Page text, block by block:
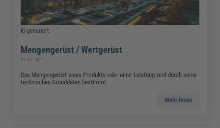
KI-generiert
Mengengerüst / Wertgerüst
24.06.2021
Das Mengengerüst eines Produkts oder einer Leistung wird durch seine
technischen Grunddaten bestimmt.
Mehr lesen